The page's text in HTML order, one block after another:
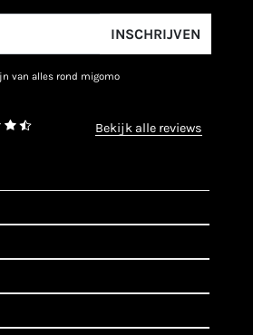
INSCHRIJVEN
van alles rond migomo
bekijk alle reviews